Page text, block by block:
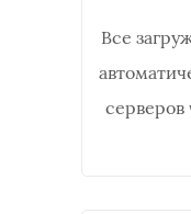
Все
серверов